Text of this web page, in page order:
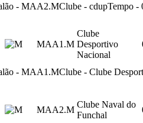
- MAA2.MClube - cdupTempo -
MAA1.M
Clube
Desportivo
Nacional
- MAA1.MClube - Clube
MAA2.M
Clube Naval do
Funchal